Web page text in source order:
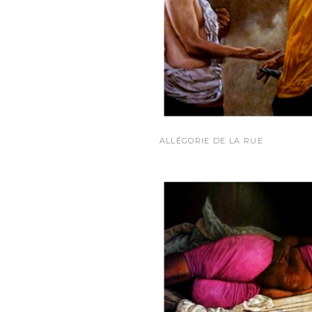
ALLÉGORIE DE LA RUE